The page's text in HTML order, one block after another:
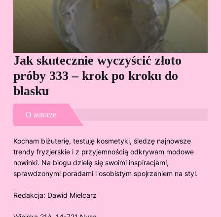
Jak skutecznie wyczyścić złoto
próby 333 – krok po kroku do
blasku
O autorze
Kocham biżuterię, testuję kosmetyki, śledzę najnowsze
trendy fryzjerskie i z przyjemnością odkrywam modowe
nowinki. Na blogu dzielę się swoimi inspiracjami,
sprawdzonymi poradami i osobistym spojrzeniem na styl.
Redakcja: Dawid Mielcarz